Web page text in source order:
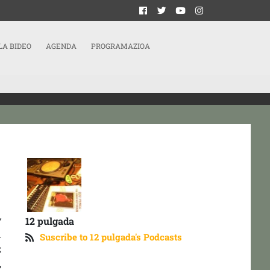
BIDEO AGENDA PROGRAMAZIOA
12 pulgada
Suscribe to 12 pulgada's Podcasts